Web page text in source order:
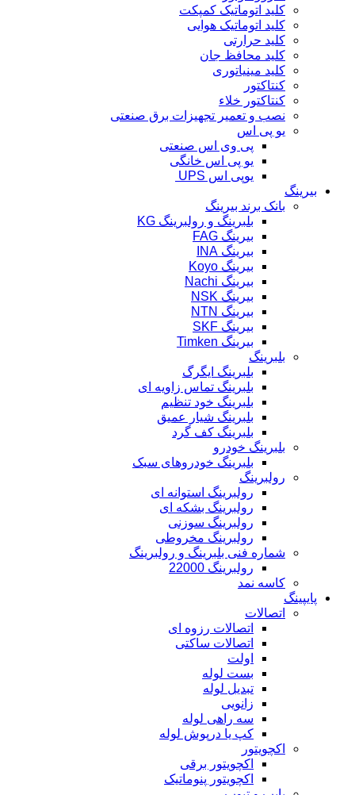
کلید اتوماتیک کمپکت
کلید اتوماتیک هوایی
کلید حرارتی
کلید محافظ جان
کلید مینیاتوری
کنتاکتور
کنتاکتور خلاء
نصب و تعمیر تجهیزات برق صنعتی
یو پی اس
پی وی اس صنعتی
یو پی اس خانگی
یوپی اس UPS
بیرینگ
بانک برند بیرینگ
بلبرینگ و رولبرینگ KG
بیرینگ FAG
بیرینگ INA
بیرینگ Koyo
بیرینگ Nachi
بیرینگ NSK
بیرینگ NTN
بیرینگ SKF
بیرینگ Timken
بلبرینگ
بلبرینگ ایگرگ
بلبرینگ تماس زاویه ای
بلبرینگ خود تنظیم
بلبرینگ شیار عمیق
بلبرینگ کف گرد
بلبرینگ خودرو
بلبرینگ خودروهای سبک
رولبرینگ
رولبرینگ استوانه ای
رولبرینگ بشکه ای
رولبرینگ سوزنی
رولبرینگ مخروطی
شماره فنی بلبرینگ و رولبرینگ
رولبرینگ 22000
کاسه نمد
پایپینگ
اتصالات
اتصالات رزوه ای
اتصالات ساکتی
اولت
بست لوله
تبدیل لوله
زانویی
سه راهی لوله
کپ یا درپوش لوله
اکچویتور
اکچویتور برقی
اکچویتور پنوماتیک